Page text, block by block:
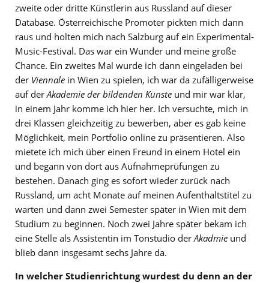
zweite oder dritte Künstlerin aus Russland auf dieser
Database. Österreichische Promoter pickten mich dann
raus und holten mich nach Salzburg auf ein Experimental-
Music-Festival. Das war ein Wunder und meine große
Chance. Ein zweites Mal wurde ich dann eingeladen bei
der Viennale in Wien zu spielen, ich war da zufälligerweise
auf der Akademie der bildenden Künste und mir war klar,
in einem Jahr komme ich hier her. Ich versuchte, mich in
drei Klassen gleichzeitig zu bewerben, aber es gab keine
Möglichkeit, mein Portfolio online zu präsentieren. Also
mietete ich mich über einen Freund in einem Hotel ein
und begann von dort aus Aufnahmeprüfungen zu
bestehen. Danach ging es sofort wieder zurück nach
Russland, um acht Monate auf meinen Aufenthaltstitel zu
warten und dann zwei Semester später in Wien mit dem
Studium zu beginnen. Noch zwei Jahre später bekam ich
eine Stelle als Assistentin im Tonstudio der Akadmie und
blieb dann insgesamt sechs Jahre da.
In welcher Studienrichtung wurdest du denn an der